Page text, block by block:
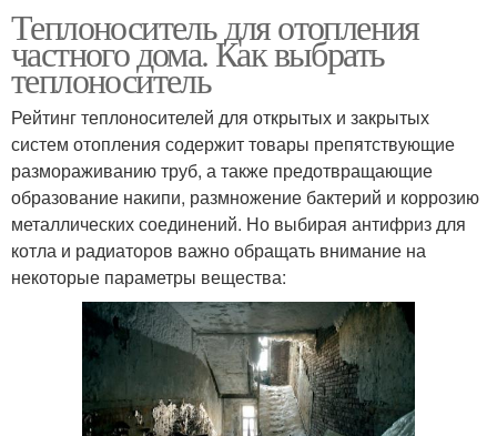
Теплоноситель для отопления
частного дома. Как выбрать
теплоноситель
Рейтинг теплоносителей для открытых и закрытых
систем отопления содержит товары препятствующие
размораживанию труб, а также предотвращающие
образование накипи, размножение бактерий и коррозию
металлических соединений. Но выбирая антифриз для
котла и радиаторов важно обращать внимание на
некоторые параметры вещества: